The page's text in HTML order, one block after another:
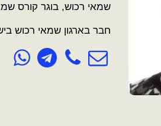
שמאי רכוש, בוגר קורס
חבר בארגון שמאי רכוש